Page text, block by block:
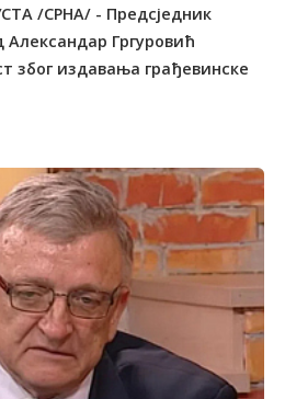
/СРНА/ - Предсједник
Гргуровић
због издавања грађевинске